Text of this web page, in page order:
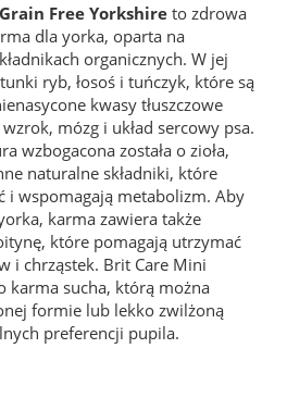
Free Yorkshire to zdrowa
dla yorka, oparta na
organicznych. W jej
ryb, łosoś i tuńczyk, które są
kwasy tłuszczowe
mózg i układ sercowy psa.
wzbogacona została o zioła,
naturalne składniki, które
i wspomagają metabolizm. Aby
karma zawiera także
które pomagają utrzymać
i chrząstek. Brit Care Mini
karma sucha, którą można
formie lub lekko zwilżoną
preferencji pupila.